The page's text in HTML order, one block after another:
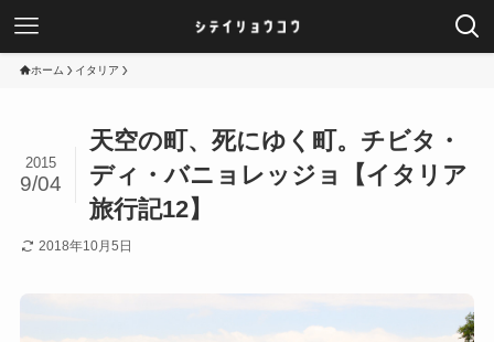
ホーム イタリア
天空の町、死にゆく町。チビタ・
ディ・バニョレッジョ【イタリア
旅行記12】
2015
9/04
2018年10月5日